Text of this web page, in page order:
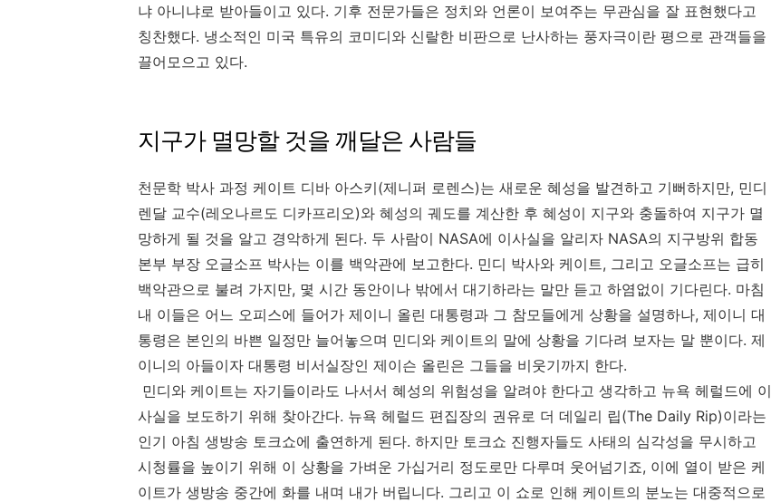
냐 아니냐로 받아들이고 있다. 기후 전문가들은 정치와 언론이 보여주는 무관심을 잘 표현했다고
칭찬했다. 냉소적인 미국 특유의 코미디와 신랄한 비판으로 난사하는 풍자극이란 평으로 관객들을
끌어모으고 있다.
지구가 멸망할 것을 깨달은 사람들
천문학 박사 과정 케이트 디바 아스키(제니퍼 로렌스)는 새로운 혜성을 발견하고 기뻐하지만, 민디
렌달 교수(레오나르도 디카프리오)와 혜성의 궤도를 계산한 후 혜성이 지구와 충돌하여 지구가 멸
망하게 될 것을 알고 경악하게 된다. 두 사람이 NASA에 이사실을 알리자 NASA의 지구방위 합동
본부 부장 오글소프 박사는 이를 백악관에 보고한다. 민디 박사와 케이트, 그리고 오글소프는 급히
백악관으로 불려 가지만, 몇 시간 동안이나 밖에서 대기하라는 말만 듣고 하염없이 기다린다. 마침
내 이들은 어느 오피스에 들어가 제이니 올린 대통령과 그 참모들에게 상황을 설명하나, 제이니 대
통령은 본인의 바쁜 일정만 늘어놓으며 민디와 케이트의 말에 상황을 기다려 보자는 말 뿐이다. 제
이니의 아들이자 대통령 비서실장인 제이슨 올린은 그들을 비웃기까지 한다.
민디와 케이트는 자기들이라도 나서서 혜성의 위험성을 알려야 한다고 생각하고 뉴욕 헤럴드에 이
사실을 보도하기 위해 찾아간다. 뉴욕 헤럴드 편집장의 권유로 더 데일리 립(The Daily Rip)이라는
인기 아침 생방송 토크쇼에 출연하게 된다. 하지만 토크쇼 진행자들도 사태의 심각성을 무시하고
시청률을 높이기 위해 이 상황을 가벼운 가십거리 정도로만 다루며 웃어넘기죠, 이에 열이 받은 케
이트가 생방송 중간에 화를 내며 내가 버립니다. 그리고 이 쇼로 인해 케이트의 분노는 대중적으로